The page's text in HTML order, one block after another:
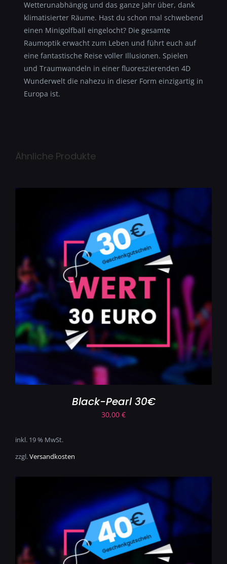
Wetterunabhängig und das ganze Jahr über, dank
klimatisierter Räume. Hast du schon mal schwebend
einen Minigolfball eingelocht? Die gesamte
Raumoptik erwacht zum Leben und führt euch auf
eine fantastische Reise voller Illusionen. Spielen
und Traumwandeln in einer fluoreszierenden 4D
Wunderwelt die nahezu in dieser Form einzigartig in
Europa ist.
Ähnliche Produkte
Black-Pearl 30€
30,00 €
inkl. 19 % MwSt.
zzgl.Versandkosten